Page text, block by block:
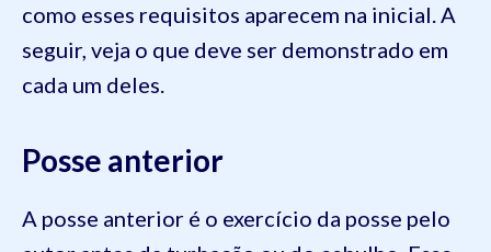
como esses requisitos aparecem na inicial. A
seguir, veja o que deve ser demonstrado em
cada um deles.
Posse anterior
A posse anterior é o exercício da posse pelo